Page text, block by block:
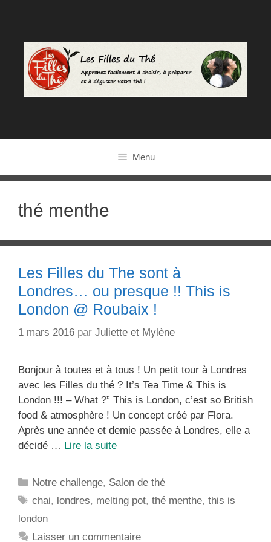
Menu
thé menthe
Les Filles du The sont à
Londres… ou presque !! This is
London @ Roubaix !
1 mars 2016 par Juliette et Mylène
Bonjour à toutes et à tous ! Un petit tour à Londres
avec les Filles du thé ? It’s Tea Time & This is
London !!! – What ?” This is London, c’est so British
food & atmosphère ! Un concept créé par Flora.
Après une année et demie passée à Londres, elle a
décidé … Lire la suiteLes
sont
Londres…
Catégories
Notre challenge, Salon de thé
Étiquettes
chai, londres, melting pot,thé menthe,this is
london
Laisser un commentaire